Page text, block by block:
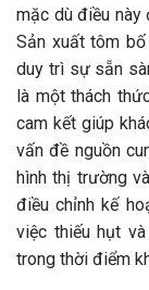
mặc dù điều này
Sản xuất tôm
duy trì sự sẵn
là một thách
cam kết giúp
vấn đề nguồn
hình thị trường
điều chỉnh kế
việc thiếu hụt
trong thời điểm